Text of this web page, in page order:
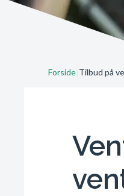
Forside Tilbud på